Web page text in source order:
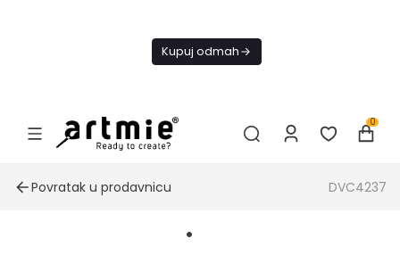
Kupuj odmah
0
Povratak u prodavnicu DVC4237